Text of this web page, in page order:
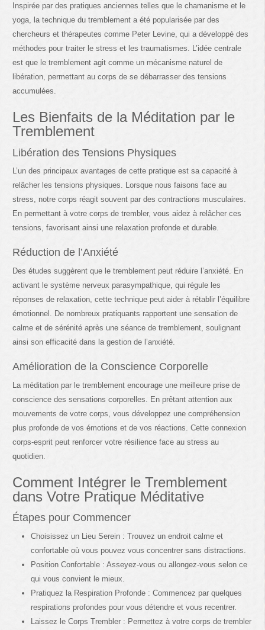
Inspirée par des pratiques anciennes telles que le chamanisme et le
yoga, la technique du tremblement a été popularisée par des
chercheurs et thérapeutes comme Peter Levine, qui a développé des
méthodes pour traiter le stress et les traumatismes. L’idée centrale
est que le tremblement agit comme un mécanisme naturel de
libération, permettant au corps de se débarrasser des tensions
accumulées.
Les Bienfaits de la Méditation par le
Tremblement
Libération des Tensions Physiques
L’un des principaux avantages de cette pratique est sa capacité à
relâcher les tensions physiques. Lorsque nous faisons face au
stress, notre corps réagit souvent par des contractions musculaires.
En permettant à votre corps de trembler, vous aidez à relâcher ces
tensions, favorisant ainsi une relaxation profonde et durable.
Réduction de l’Anxiété
Des études suggèrent que le tremblement peut réduire l’anxiété. En
activant le système nerveux parasympathique, qui régule les
réponses de relaxation, cette technique peut aider à rétablir l’équilibre
émotionnel. De nombreux pratiquants rapportent une sensation de
calme et de sérénité après une séance de tremblement, soulignant
ainsi son efficacité dans la gestion de l’anxiété.
Amélioration de la Conscience Corporelle
La méditation par le tremblement encourage une meilleure prise de
conscience des sensations corporelles. En prêtant attention aux
mouvements de votre corps, vous développez une compréhension
plus profonde de vos émotions et de vos réactions. Cette connexion
corps-esprit peut renforcer votre résilience face au stress au
quotidien.
Comment Intégrer le Tremblement
dans Votre Pratique Méditative
Étapes pour Commencer
Choisissez un Lieu Serein : Trouvez un endroit calme et
confortable où vous pouvez vous concentrer sans distractions.
Position Confortable : Asseyez-vous ou allongez-vous selon ce
qui vous convient le mieux.
Pratiquez la Respiration Profonde : Commencez par quelques
respirations profondes pour vous détendre et vous recentrer.
Laissez le Corps Trembler : Permettez à votre corps de trembler